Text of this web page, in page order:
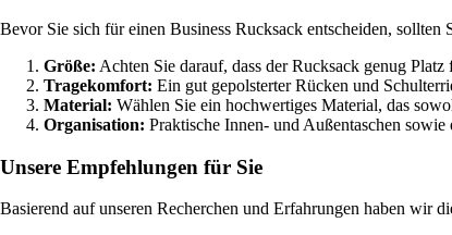
Bevor Sie sich für einen Business Rucksack entscheiden, sollten
Größe: Achten Sie darauf, dass der Rucksack genug
Tragekomfort: Ein gut gepolsterter Rücken und
Material: Wählen Sie ein hochwertiges Material, das
Organisation: Praktische Innen- und Außentaschen
Unsere Empfehlungen für Sie
Basierend auf unseren Recherchen und Erfahrungen haben wir